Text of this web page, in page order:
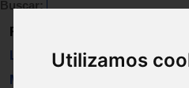
Utilizamos
Buscar:
Revista
Libros
Material